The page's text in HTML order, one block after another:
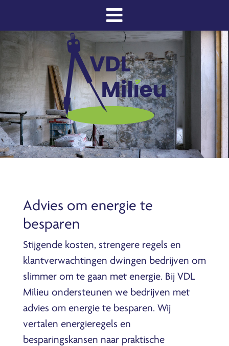
Advies om energie te
besparen
Stijgende kosten, strengere regels en
klantverwachtingen dwingen bedrijven om
slimmer om te gaan met energie. Bij VDL
Milieu ondersteunen we bedrijven met
advies om energie te besparen. Wij
vertalen energieregels en
besparingskansen naar praktische